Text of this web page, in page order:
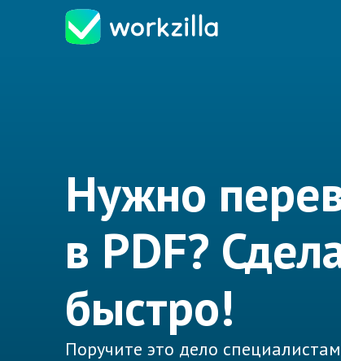
Нужно
в PDF?
быстро!
Поручите это дело